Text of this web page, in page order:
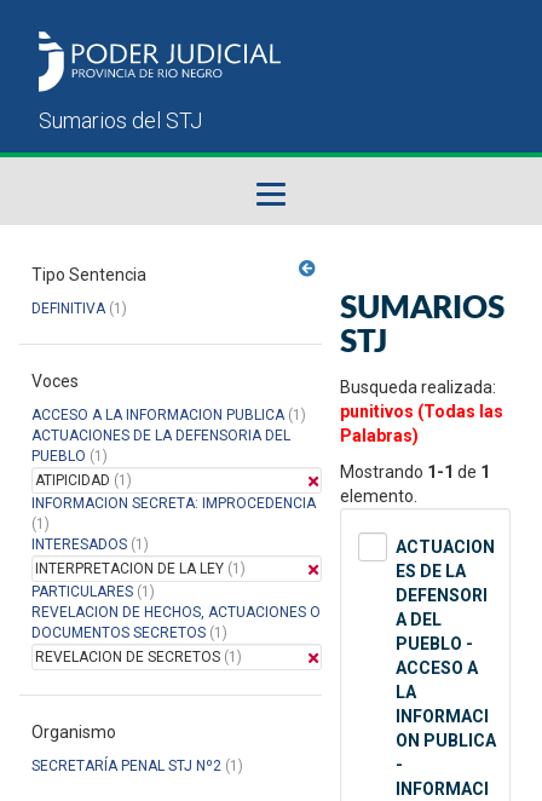
Sumarios del STJ
Manual del Usuario
Tipo Sentencia
DEFINITIVA(1)
Voces
ACCESO A LA INFORMACION PUBLICA(1)
ACTUACIONES DE LA DEFENSORIA DEL
PUEBLO (1)
ATIPICIDAD (1)
INFORMACION SECRETA: IMPROCEDENCIA
(1)
INTERESADOS (1)
INTERPRETACION DE LA LEY (1)
PARTICULARES (1)
REVELACION DE HECHOS, ACTUACIONES O
DOCUMENTOS SECRETOS (1)
REVELACION DE SECRETOS (1)
Organismo
SECRETARÍA PENAL STJ Nº2 (1)
SUMARIOS
STJ
Busqueda realizada:
punitivos (Todas las
Palabras)
Mostrando 1-1 de 1
elemento.
ACTUACION
ES DE LA
DEFENSORI
A DEL
PUEBLO -
ACCESO A
LA
INFORMACI
ON PUBLICA
-
INFORMACI